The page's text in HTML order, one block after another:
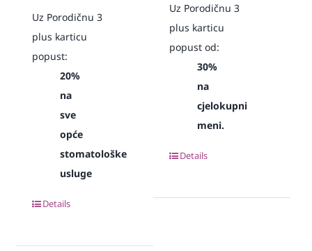
Uz Porodičnu 3
plus karticu
popust:
20%
na
sve
opće
stomatološke
usluge
Details
Uz Porodičnu 3
plus karticu
popust od:
30%
na
cjelokupni
meni.
Details